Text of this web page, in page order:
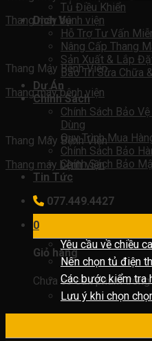
Tủ Điều Khiển
Dịch Vụ
Hỗ Trợ Tư Vấn
Nâng Cấp Thang
Sản Xuất & Lắp
Bảo Trì Sửa Chữa
Dự Án
Chính Sách
Chính Sách Bảo
Dùng
Quy Trình Mua
Chính Sách Bảo
Chính Sách Bảo
Tin Tức
077.449.4427
0
Giỏ hàng
Chưa có sản phẩm
Thang máy bệnh viện
Thang Máy Bệnh Viện
Thang máy bệnh viện
Thang Máy Bệnh Viện
Thang máy bệnh viện
Yêu cầu về chiều
Nên chọn tủ điện
Các bước kiểm tra
Lưu ý khi chọn